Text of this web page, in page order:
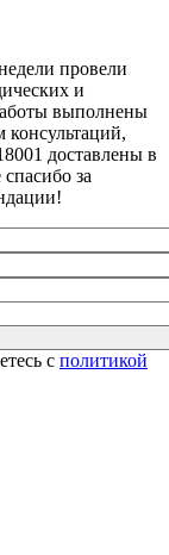
провели
и
выполнены
доставлены в
за
с политикой